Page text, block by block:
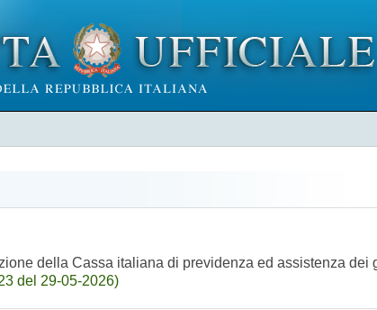
della Cassa italiana di previdenza ed assistenza dei
del 29-05-2026)